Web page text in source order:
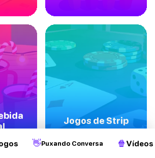
👋Puxando Conversa 🍿 Vídeos
Jogos de Strip